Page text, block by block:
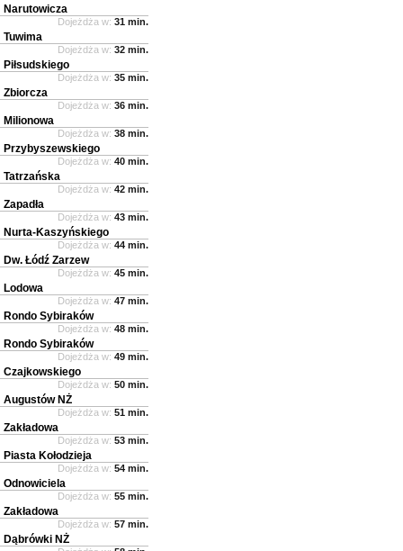
Narutowicza
Dojeżdża w: 31 min.
Tuwima
Dojeżdża w: 32 min.
Piłsudskiego
Dojeżdża w: 35 min.
Zbiorcza
Dojeżdża w: 36 min.
Milionowa
Dojeżdża w: 38 min.
Przybyszewskiego
Dojeżdża w: 40 min.
Tatrzańska
Dojeżdża w: 42 min.
Zapadła
Dojeżdża w: 43 min.
Nurta-Kaszyńskiego
Dojeżdża w: 44 min.
Dw. Łódź Zarzew
Dojeżdża w: 45 min.
Lodowa
Dojeżdża w: 47 min.
Rondo Sybiraków
Dojeżdża w: 48 min.
Rondo Sybiraków
Dojeżdża w: 49 min.
Czajkowskiego
Dojeżdża w: 50 min.
Augustów NŻ
Dojeżdża w: 51 min.
Zakładowa
Dojeżdża w: 53 min.
Piasta Kołodzieja
Dojeżdża w: 54 min.
Odnowiciela
Dojeżdża w: 55 min.
Zakładowa
Dojeżdża w: 57 min.
Dąbrówki NŻ